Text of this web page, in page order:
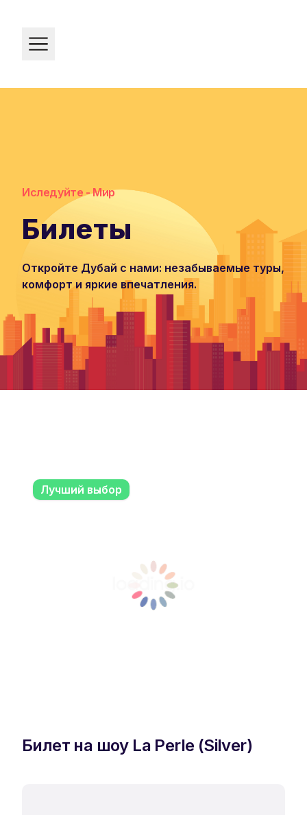
Иследуйте - Мир
Билеты
Откройте Дубай с нами: незабываемые туры,
комфорт и яркие впечатления.
Лучший выбор
Билет на шоу La Perle (Silver)